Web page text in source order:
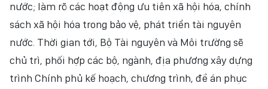
nước; làm rõ các hoạt động ưu tiên xã hội hóa, chính
sách xã hội hóa trong bảo vệ, phát triển tài nguyên
nước. Thời gian tới, Bộ Tài nguyên và Môi trường sẽ
chủ trì, phối hợp các bộ, ngành, địa phương xây dựng
trình Chính phủ kế hoạch, chương trình, đề án phục